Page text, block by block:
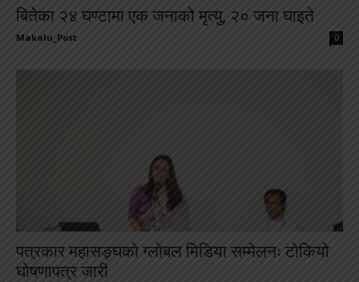
बितेका २४ घण्टामा एक जनाको मृत्यु, २० जना घाइते
Makalu_Post 0
पत्रकार महासङ्घको ग्लोबल मिडिया सम्मेलनः टोकियो
घोषणापत्र जारी